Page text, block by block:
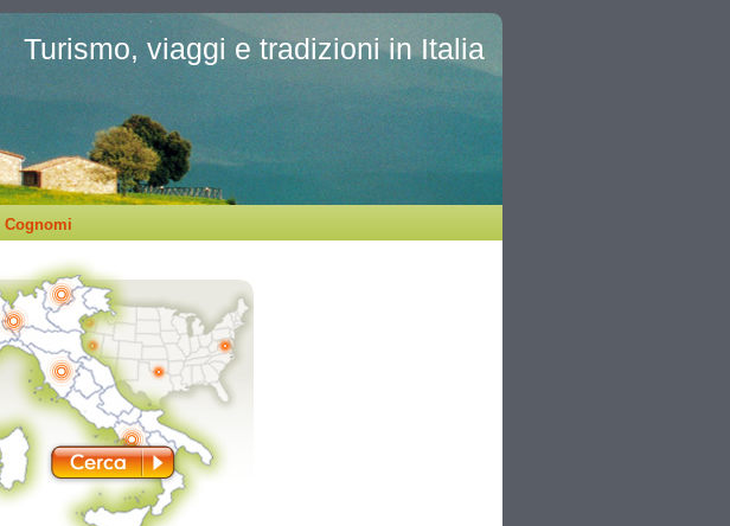
Turismo, viaggi e tradizioni in Italia
Cognomi